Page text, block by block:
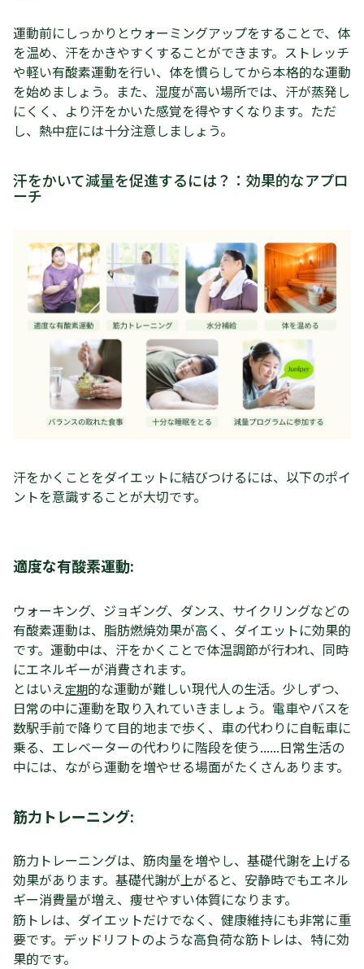
運動前にしっかりとウォーミングアップをすることで、体
を温め、汗をかきやすくすることができます。ストレッチ
や軽い有酸素運動を行い、体を慣らしてから本格的な運動
を始めましょう。また、湿度が高い場所では、汗が蒸発し
にくく、より汗をかいた感覚を得やすくなります。ただ
し、熱中症には十分注意しましょう。
汗をかいて減量を促進するには？：効果的なアプロ
ーチ
汗をかくことをダイエットに結びつけるには、以下のポイ
ントを意識することが大切です。
適度な有酸素運動:
ウォーキング、ジョギング、ダンス、サイクリングなどの
有酸素運動は、脂肪燃焼効果が高く、ダイエットに効果的
です。運動中は、汗をかくことで体温調節が行われ、同時
にエネルギーが消費されます。
とはいえ定期的な運動が難しい現代人の生活。少しずつ、
日常の中に運動を取り入れていきましょう。電車やバスを
数駅手前で降りて目的地まで歩く、車の代わりに自転車に
乗る、エレベーターの代わりに階段を使う......日常生活の
中には、ながら運動を増やせる場面がたくさんあります。
筋力トレーニング:
筋力トレーニングは、筋肉量を増やし、基礎代謝を上げる
効果があります。基礎代謝が上がると、安静時でもエネル
ギー消費量が増え、痩せやすい体質になります。
筋トレは、ダイエットだけでなく、健康維持にも非常に重
要です。デッドリフトのような高負荷な筋トレは、特に効
果的です。